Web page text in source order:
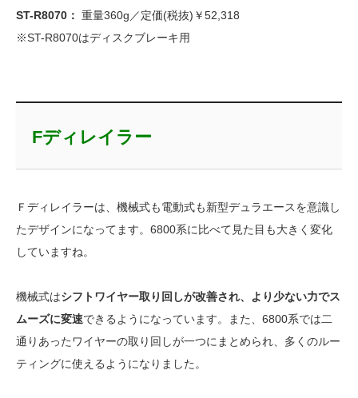
​ST-R8070： 重量360g／定価(税抜)￥52,318
※​ST-R8070はディスクブレーキ用
Fディレイラー
Ｆディレイラーは、機械式も電動式も新型デュラエースを意識し
たデザインになってます。6800系に比べて見た目も大きく変化
していますね。
機械式はシフトワイヤー取り回しが改善され、より少ない力でス
ムーズに変速できるようになっています。また、6800系では二
通りあったワイヤーの取り回しが一つにまとめられ、多くのルー
ティングに使えるようになりました。